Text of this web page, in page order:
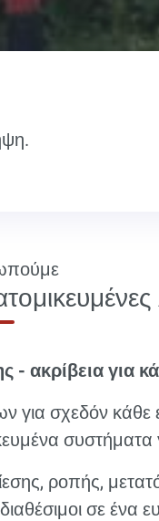
ακρίβεια για
για σχεδόν
ροπής,
σε